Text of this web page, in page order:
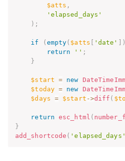
$atts ,
'elapsed_days'
) ;
if ( empty( $atts 'date' )
return
'' ;
}
$start = new
$today = new
$days = $start ->diff (
return esc_html (
}
add_shortcode ( 'elapsed_days'